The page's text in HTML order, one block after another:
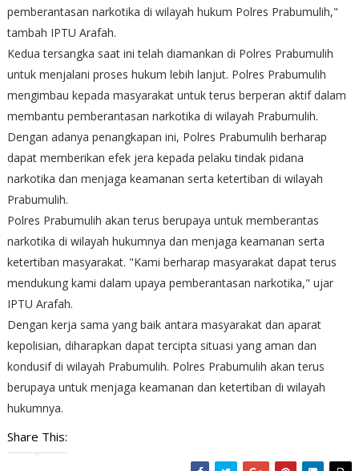
pemberantasan narkotika di wilayah hukum Polres Prabumulih,"
tambah IPTU Arafah.
Kedua tersangka saat ini telah diamankan di Polres Prabumulih
untuk menjalani proses hukum lebih lanjut. Polres Prabumulih
mengimbau kepada masyarakat untuk terus berperan aktif dalam
membantu pemberantasan narkotika di wilayah Prabumulih.
Dengan adanya penangkapan ini, Polres Prabumulih berharap
dapat memberikan efek jera kepada pelaku tindak pidana
narkotika dan menjaga keamanan serta ketertiban di wilayah
Prabumulih.
Polres Prabumulih akan terus berupaya untuk memberantas
narkotika di wilayah hukumnya dan menjaga keamanan serta
ketertiban masyarakat. "Kami berharap masyarakat dapat terus
mendukung kami dalam upaya pemberantasan narkotika," ujar
IPTU Arafah.
Dengan kerja sama yang baik antara masyarakat dan aparat
kepolisian, diharapkan dapat tercipta situasi yang aman dan
kondusif di wilayah Prabumulih. Polres Prabumulih akan terus
berupaya untuk menjaga keamanan dan ketertiban di wilayah
hukumnya.
Share This: